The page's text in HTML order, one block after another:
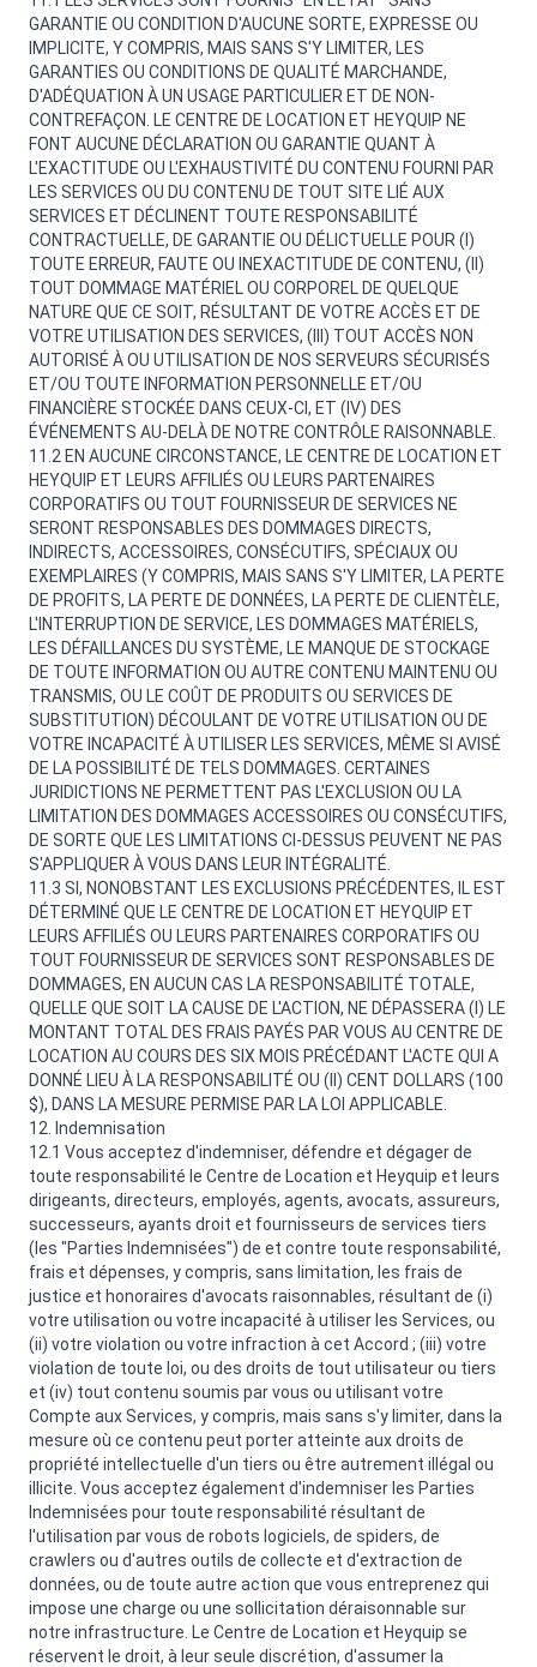
GARANTIE OU CONDITION D'AUCUNE SORTE, EXPRESSE OU
IMPLICITE, Y COMPRIS, MAIS SANS S'Y LIMITER, LES
GARANTIES OU CONDITIONS DE QUALITÉ MARCHANDE,
D'ADÉQUATION À UN USAGE PARTICULIER ET DE NON-
CONTREFAÇON. LE CENTRE DE LOCATION ET HEYQUIP NE
FONT AUCUNE DÉCLARATION OU GARANTIE QUANT À
L'EXACTITUDE OU L'EXHAUSTIVITÉ DU CONTENU FOURNI PAR
LES SERVICES OU DU CONTENU DE TOUT SITE LIÉ AUX
SERVICES ET DÉCLINENT TOUTE RESPONSABILITÉ
CONTRACTUELLE, DE GARANTIE OU DÉLICTUELLE POUR (I)
TOUTE ERREUR, FAUTE OU INEXACTITUDE DE CONTENU, (II)
TOUT DOMMAGE MATÉRIEL OU CORPOREL DE QUELQUE
NATURE QUE CE SOIT, RÉSULTANT DE VOTRE ACCÈS ET DE
VOTRE UTILISATION DES SERVICES, (III) TOUT ACCÈS NON
AUTORISÉ À OU UTILISATION DE NOS SERVEURS SÉCURISÉS
ET/OU TOUTE INFORMATION PERSONNELLE ET/OU
FINANCIÈRE STOCKÉE DANS CEUX-CI, ET (IV) DES
ÉVÉNEMENTS AU-DELÀ DE NOTRE CONTRÔLE RAISONNABLE.
11.2 EN AUCUNE CIRCONSTANCE, LE CENTRE DE LOCATION ET
HEYQUIP ET LEURS AFFILIÉS OU LEURS PARTENAIRES
CORPORATIFS OU TOUT FOURNISSEUR DE SERVICES NE
SERONT RESPONSABLES DES DOMMAGES DIRECTS,
INDIRECTS, ACCESSOIRES, CONSÉCUTIFS, SPÉCIAUX OU
EXEMPLAIRES (Y COMPRIS, MAIS SANS S'Y LIMITER, LA PERTE
DE PROFITS, LA PERTE DE DONNÉES, LA PERTE DE CLIENTÈLE,
L'INTERRUPTION DE SERVICE, LES DOMMAGES MATÉRIELS,
LES DÉFAILLANCES DU SYSTÈME, LE MANQUE DE STOCKAGE
DE TOUTE INFORMATION OU AUTRE CONTENU MAINTENU OU
TRANSMIS, OU LE COÛT DE PRODUITS OU SERVICES DE
SUBSTITUTION) DÉCOULANT DE VOTRE UTILISATION OU DE
VOTRE INCAPACITÉ À UTILISER LES SERVICES, MÊME SI AVISÉ
DE LA POSSIBILITÉ DE TELS DOMMAGES. CERTAINES
JURIDICTIONS NE PERMETTENT PAS L'EXCLUSION OU LA
LIMITATION DES DOMMAGES ACCESSOIRES OU CONSÉCUTIFS,
DE SORTE QUE LES LIMITATIONS CI-DESSUS PEUVENT NE PAS
S'APPLIQUER À VOUS DANS LEUR INTÉGRALITÉ.
11.3 SI, NONOBSTANT LES EXCLUSIONS PRÉCÉDENTES, IL EST
DÉTERMINÉ QUE LE CENTRE DE LOCATION ET HEYQUIP ET
LEURS AFFILIÉS OU LEURS PARTENAIRES CORPORATIFS OU
TOUT FOURNISSEUR DE SERVICES SONT RESPONSABLES DE
DOMMAGES, EN AUCUN CAS LA RESPONSABILITÉ TOTALE,
QUELLE QUE SOIT LA CAUSE DE L'ACTION, NE DÉPASSERA (I) LE
MONTANT TOTAL DES FRAIS PAYÉS PAR VOUS AU CENTRE DE
LOCATION AU COURS DES SIX MOIS PRÉCÉDANT L'ACTE QUI A
DONNÉ LIEU À LA RESPONSABILITÉ OU (II) CENT DOLLARS (100
$), DANS LA MESURE PERMISE PAR LA LOI APPLICABLE.
12. Indemnisation
12.1 Vous acceptez d'indemniser, défendre et dégager de
toute responsabilité le Centre de Location et Heyquip et leurs
dirigeants, directeurs, employés, agents, avocats, assureurs,
successeurs, ayants droit et fournisseurs de services tiers
(les "Parties Indemnisées") de et contre toute responsabilité,
frais et dépenses, y compris, sans limitation, les frais de
justice et honoraires d'avocats raisonnables, résultant de (i)
votre utilisation ou votre incapacité à utiliser les Services, ou
(ii) votre violation ou votre infraction à cet Accord ; (iii) votre
violation de toute loi, ou des droits de tout utilisateur ou tiers
et (iv) tout contenu soumis par vous ou utilisant votre
Compte aux Services, y compris, mais sans s'y limiter, dans la
mesure où ce contenu peut porter atteinte aux droits de
propriété intellectuelle d'un tiers ou être autrement illégal ou
illicite. Vous acceptez également d'indemniser les Parties
Indemnisées pour toute responsabilité résultant de
l'utilisation par vous de robots logiciels, de spiders, de
crawlers ou d'autres outils de collecte et d'extraction de
données, ou de toute autre action que vous entreprenez qui
impose une charge ou une sollicitation déraisonnable sur
notre infrastructure. Le Centre de Location et Heyquip se
réservent le droit, à leur seule discrétion, d'assumer la